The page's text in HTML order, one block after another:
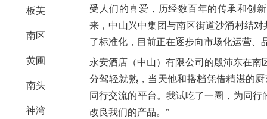
板芙
南区
黄圃
南头
神湾
受人们的喜爱，历经数百年的传承和创
来，中山兴中集团与南区街道沙涌村结
了标准化，目前正在逐步向市场化运营、
永安酒店（中山）有限公司的殷沛东在
分驾轻就熟，当天他和搭档凭借精湛的
同行交流的平台。我试吃了一圈，为同
改良我们的产品。”